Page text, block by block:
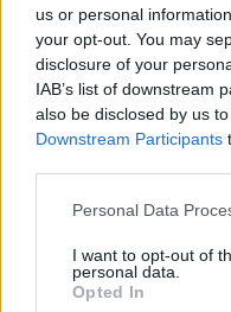
us or personal
your opt-out. You may
disclosure of your
IAB’s list of downstream
also be disclosed by us
Downstream Participants
Please note that this
not limited to your visit or
grant or deny consent to
use your data for below
Personal Data
I want to opt-out of
personal data.
Opted In
óra. Előzetes
tájékoztatóra nem
A tájékoztató
Kft.Budapest,
Mit hozz
nyelvű szakmai